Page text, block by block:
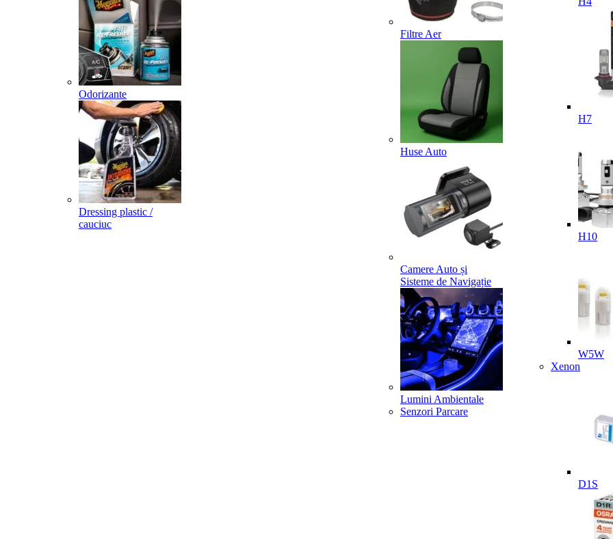
Odorizante
Dressing plastic /
cauciuc
Filtre Aer
Huse Auto
Camere Auto și
Sisteme de Navigație
Lumini Ambientale
Senzori Parcare
H7
H10
W5W
Xenon
D1S